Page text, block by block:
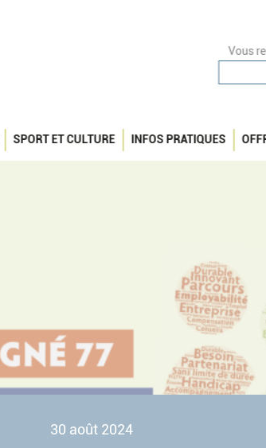
Vous
SPORT ET CULTURE INFOS PRATIQUES
30 août 2024